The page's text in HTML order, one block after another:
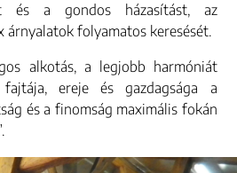
és a gondos házasítást, az
árnyalatok folyamatos keresését.
alkotás, a legjobb harmóniát
ereje és gazdagsága a
és a finomság maximális fokán